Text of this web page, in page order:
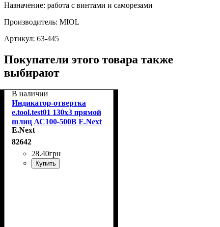
Назначение: работа с винтами и саморезами
Производитель: MIOL
Артикул: 63‑445
Покупатели этого товара также
выбирают
В наличии
Индикатор-отвертка
e.tool.test01 130х3 прямой
шлиц АС100-500В E.Next
t001101
E.Next
82642
28.40грн
Купить